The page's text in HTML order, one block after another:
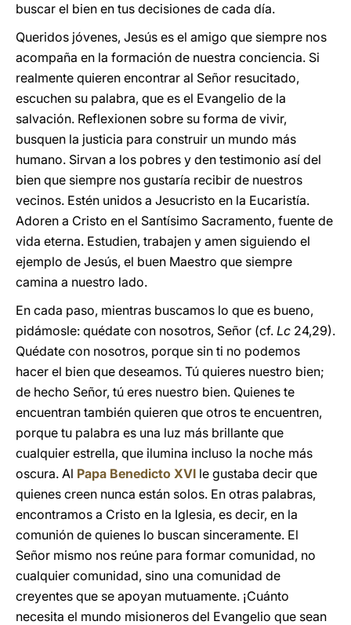
buscar el bien en tus decisiones de cada día.
Queridos jóvenes, Jesús es el amigo que siempre nos
acompaña en la formación de nuestra conciencia. Si
realmente quieren encontrar al Señor resucitado,
escuchen su palabra, que es el Evangelio de la
salvación. Reflexionen sobre su forma de vivir,
busquen la justicia para construir un mundo más
humano. Sirvan a los pobres y den testimonio así del
bien que siempre nos gustaría recibir de nuestros
vecinos. Estén unidos a Jesucristo en la Eucaristía.
Adoren a Cristo en el Santísimo Sacramento, fuente de
vida eterna. Estudien, trabajen y amen siguiendo el
ejemplo de Jesús, el buen Maestro que siempre
camina a nuestro lado.
En cada paso, mientras buscamos lo que es bueno,
pidámosle: quédate con nosotros, Señor (cf. Lc 24,29).
Quédate con nosotros, porque sin ti no podemos
hacer el bien que deseamos. Tú quieres nuestro bien;
de hecho Señor, tú eres nuestro bien. Quienes te
encuentran también quieren que otros te encuentren,
porque tu palabra es una luz más brillante que
cualquier estrella, que ilumina incluso la noche más
oscura. Al Papa Benedicto XVI le gustaba decir que
quienes creen nunca están solos. En otras palabras,
encontramos a Cristo en la Iglesia, es decir, en la
comunión de quienes lo buscan sinceramente. El
Señor mismo nos reúne para formar comunidad, no
cualquier comunidad, sino una comunidad de
creyentes que se apoyan mutuamente. ¡Cuánto
necesita el mundo misioneros del Evangelio que sean